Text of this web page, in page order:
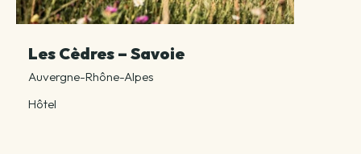
Les Cèdres – Savoie
Auvergne-Rhône-Alpes
Hôtel